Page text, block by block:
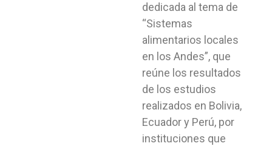
dedicada al tema de
“Sistemas
alimentarios locales
en los Andes”, que
reúne los resultados
de los estudios
realizados en Bolivia,
Ecuador y Perú, por
instituciones que